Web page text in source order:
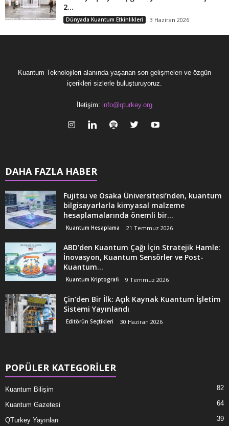
2...
Dünyada Kuantum Etkinlikleri 3 Haziran 2026
Kuantum Teknolojileri alanında yaşanan son gelişmeleri ve özgün
içerikleri sizlerle buluşturuyoruz.
İletişim: info@qturkey.org
DAHA FAZLA HABER
Fujitsu ve Osaka Üniversitesi’nden, kuantum
bilgisayarlarla kimyasal malzeme
hesaplamalarında önemli bir...
Kuantum Hesaplama 21 Temmuz 2026
ABD’den Kuantum Çağı İçin Stratejik Hamle:
İnovasyon, Kuantum Sensörler ve Post-
Kuantum...
Kuantum Kriptografi 9 Temmuz 2026
Çin’den Bir İlk: Açık Kaynak Kuantum İşletim
Sistemi Yayınlandı
Editörün Seçtikleri 30 Haziran 2026
POPÜLER KATEGORİLER
Kuantum Bilişim 82
Kuantum Gazetesi 64
QTurkey Yayınları 39